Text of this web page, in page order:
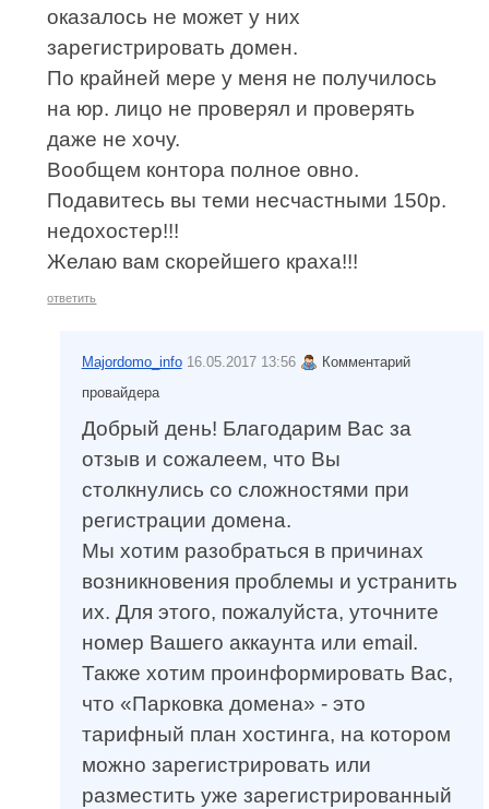
оказалось не может у них
зарегистрировать домен.
По крайней мере у меня не получилось
на юр. лицо не проверял и проверять
даже не хочу.
Вообщем контора полное овно.
Подавитесь вы теми несчастными 150р.
недохостер!!!
Желаю вам скорейшего краха!!!
ответить
Majordomo_info 16.05.2017 13:56
Комментарий
провайдера
Добрый день! Благодарим Вас за
отзыв и сожалеем, что Вы
столкнулись со сложностями при
регистрации домена.
Мы хотим разобраться в причинах
возникновения проблемы и устранить
их. Для этого, пожалуйста, уточните
номер Вашего аккаунта или email.
Также хотим проинформировать Вас,
что «Парковка домена» - это
тарифный план хостинга, на котором
можно зарегистрировать или
разместить уже зарегистрированный